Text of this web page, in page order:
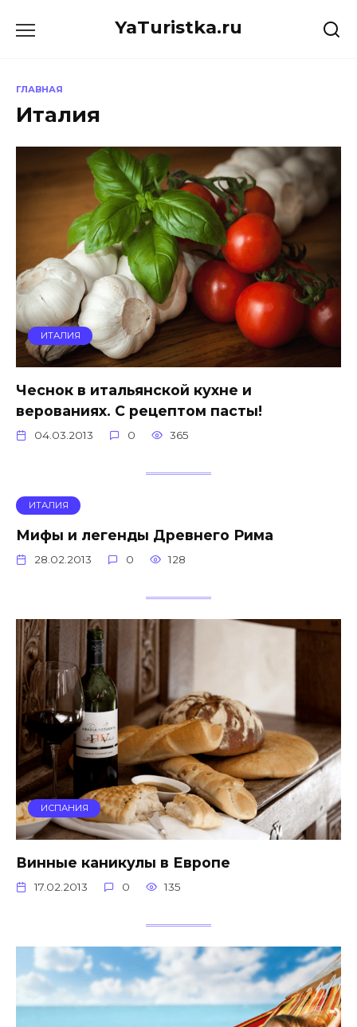
YaTuristka.ru
ГЛАВНАЯ
Италия
ИТАЛИЯ
Чеснок в итальянской кухне и
верованиях. С рецептом пасты!
04.03.2013 0 365
ИТАЛИЯ
Мифы и легенды Древнего Рима
28.02.2013 0 128
ИСПАНИЯ
Винные каникулы в Европе
17.02.2013 0 135